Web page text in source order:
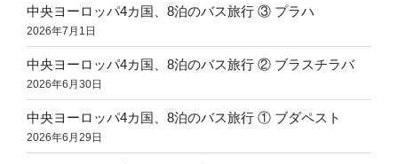
中央ヨーロッパ4カ国、8泊のバス旅行 ③ プラハ
2026年7月1日
中央ヨーロッパ4カ国、8泊のバス旅行 ② ブラスチラバ
2026年6月30日
中央ヨーロッパ4カ国、8泊のバス旅行 ① ブダペスト
2026年6月29日